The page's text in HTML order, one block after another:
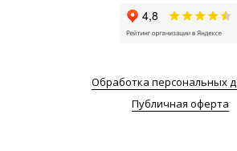
Обработка персональных
Публичная оферта